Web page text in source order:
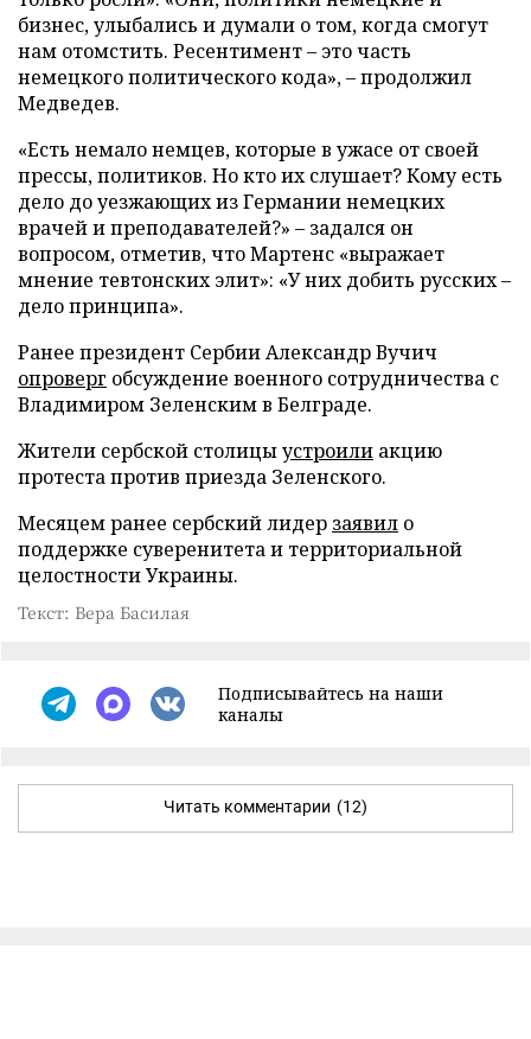
бизнес, улыбались и думали о том, когда смогут
нам отомстить. Ресентимент – это часть
немецкого политического кода», – продолжил
Медведев.
«Есть немало немцев, которые в ужасе от своей
прессы, политиков. Но кто их слушает? Кому есть
дело до уезжающих из Германии немецких
врачей и преподавателей?» – задался он
вопросом, отметив, что Мартенс «выражает
мнение тевтонских элит»: «У них добить русских –
дело принципа».
Ранее президент Сербии Александр Вучич
опроверг обсуждение военного сотрудничества с
Владимиром Зеленским в Белграде.
Жители сербской столицыустроили акцию
протеста против приезда Зеленского.
Месяцем ранее сербский лидер заявил о
поддержке суверенитета и территориальной
целостности Украины.
Текст: Вера Басилая
Подписывайтесь на наши
каналы
Читать комментарии (12)